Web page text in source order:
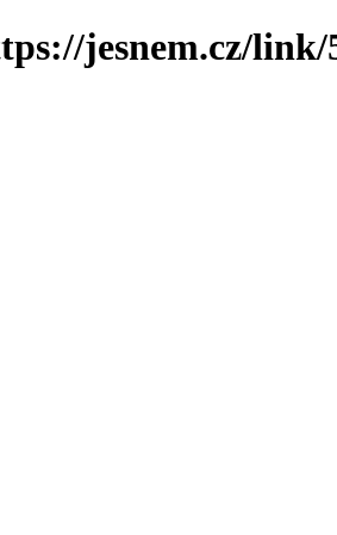
jesnem.cz/link/